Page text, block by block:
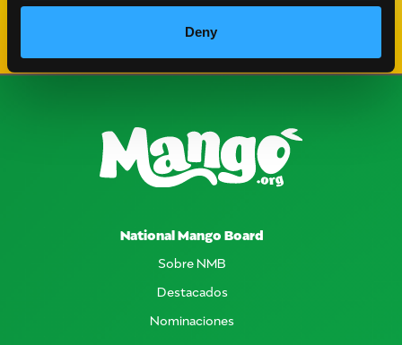
Deny
National Mango Board
Sobre NMB
Destacados
Nominaciones